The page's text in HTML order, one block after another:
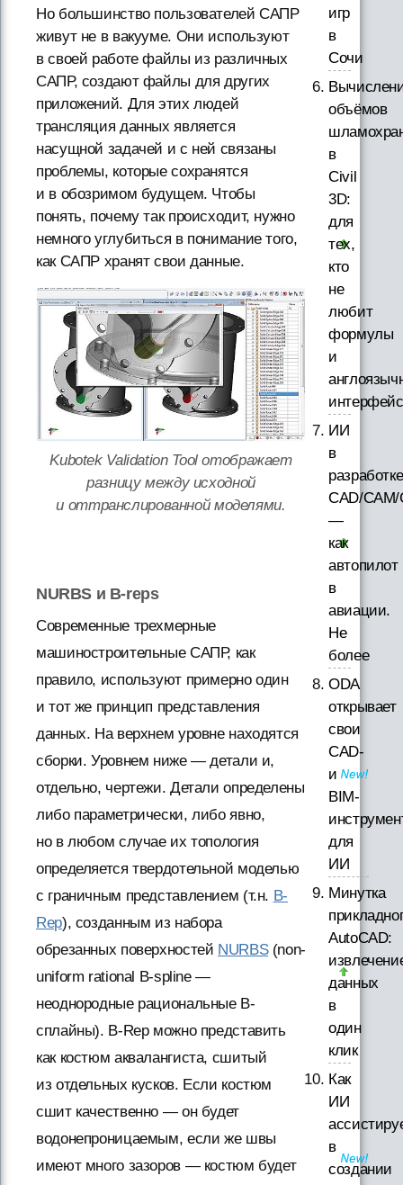
Но большинство пользователей САПР
живут не в вакууме. Они используют
в своей работе файлы из различных
САПР, создают файлы для других
приложений. Для этих людей
трансляция данных является
насущной задачей и с ней связаны
проблемы, которые сохранятся
и в обозримом будущем. Чтобы
понять, почему так происходит, нужно
немного углубиться в понимание того,
как САПР хранят свои данные.
Kubotek Validation Tool отображает
разницу между исходной
и оттранслированной моделями.
NURBS и B-reps
Современные трехмерные
машиностроительные САПР, как
правило, используют примерно один
и тот же принцип представления
данных. На верхнем уровне находятся
сборки. Уровнем ниже — детали и,
отдельно, чертежи. Детали определены
либо параметрически, либо явно,
но в любом случае их топология
определяется твердотельной моделью
с граничным представлением (т.н. B-
Rep), созданным из набора
обрезанных поверхностей NURBS(non-
uniform rational B-spline —
неоднородные рациональные В-
сплайны). B-Rep можно представить
как костюм аквалангиста, сшитый
из отдельных кусков. Если костюм
сшит качественно — он будет
водонепроницаемым, если же швы
имеют много зазоров — костюм будет
игр
в
Сочи
объёмов
в
Civil
3D:
для
тех,
кто
не
любит
формулы
и
ИИ
в
разработке
CAD/
—
как
автопилот
в
авиации.
Не
более
ODA
открывает
свои
CAD-
и
BIM-
для
ИИ
Минутка
AutoCAD:
данных
в
один
клик
Как
ИИ
в
создании